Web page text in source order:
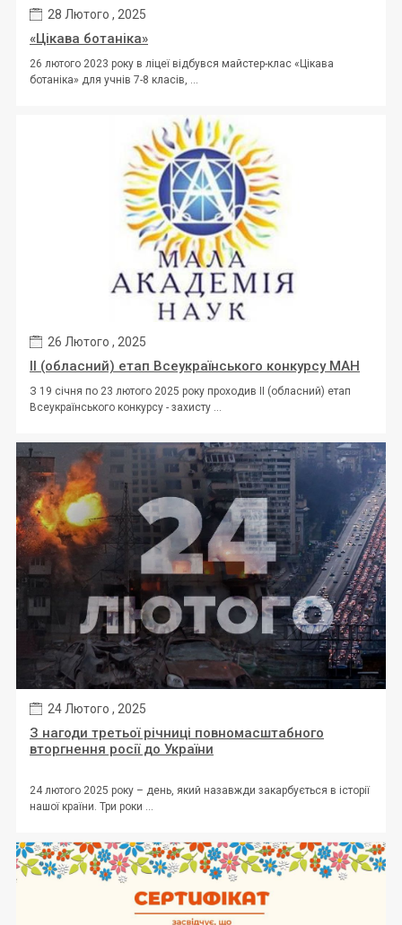
28 Лютого , 2025
«Цікава ботаніка»
26 лютого 2023 року в ліцеї відбувся майстер-клас «Цікава
ботаніка» для учнів 7-8 класів, ...
26 Лютого , 2025
ІІ (обласний) етап Всеукраїнського конкурсу МАН
З 19 січня по 23 лютого 2025 року проходив ІІ (обласний) етап
Всеукраїнського конкурсу - захисту ...
24 Лютого , 2025
З нагоди третьої річниці повномасштабного
вторгнення росії до України
24 лютого 2025 року – день, який назавжди закарбується в історії
нашої країни. Три роки ...